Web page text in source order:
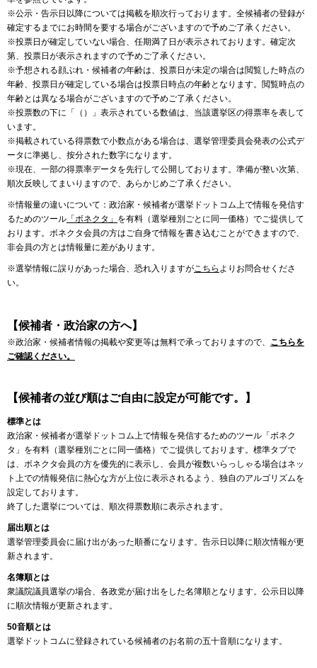
※公示・告示日以降については掲載を順次行っております。全候補者の登録が
確定するまでにお時間を要する場合がございますので予めご了承ください。
※投票日が確定していない場合、任期満了日が表示されております。確定次
第、投票日が表示されますので予めご了承ください。
※予想される顔ぶれ・候補者の年齢は、投票日が未定の場合は閲覧した時点の
年齢、投票日が確定している場合は投票日時点の年齢となります。閲覧時点の
年齢とは異なる場合がございますので予めご了承ください。
※投票数の下に「（）」表示されている数値は、当該選挙区の得票率を表して
います。
※掲載されている得票数で小数点がある場合は、選挙管理委員会発表の公式デ
ータに準拠し、按分された数字になります。
※現在、一部の得票率データを先行して公開しております。準備が整い次第、
順次反映してまいりますので、あらかじめご了承ください。
※情報量の違いについて：政治家・候補者が選挙ドットコム上で情報を発信す
るためのツール 「ボネクタ」 を有料（選挙種別ごとに同一価格）でご提供して
おります。ボネクタ会員の方はご自身で情報を書き込むことができますので、
非会員の方とは情報量に差があります。
※選挙情報に誤りがあった場合、恐れ入りますがこちら よりお問合せくださ
い。
【候補者・政治家の方へ】
※政治家・候補者情報の掲載や変更等は無料で承っておりますので、 こちらを
ご確認ください。
【候補者の並び順はご自由に設定が可能です。】
標準とは
政治家・候補者が選挙ドットコム上で情報を発信するためのツール「ボネク
タ」を有料（選挙種別ごとに同一価格）でご提供しております。標準タブで
は、ボネクタ会員の方を優先的に表示し、会員が複数いらっしゃる場合はネッ
ト上での情報発信に熱心な方が上位に表示されるよう、独自のアルゴリズムを
設定しております。
終了した選挙については、順次得票数順に表示されます。
届出順とは
選挙管理委員会に届け出があった順番になります。告示日以降に順次情報が更
新されます。
名簿順とは
衆議院議員選挙の場合、各政党が届け出をした名簿順となります。公示日以降
に順次情報が更新されます。
50音順とは
選挙ドットコムに登録されている候補者のお名前の五十音順になります。